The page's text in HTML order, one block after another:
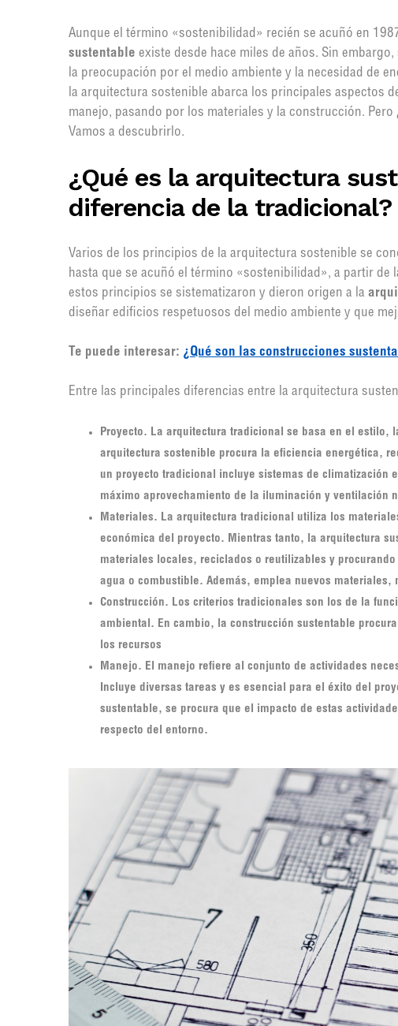
Aunque el término «sostenibilidad» recién se acuñó en
sustentable existe desde hace miles de años. Sin
la preocupación por el medio ambiente y la necesidad de
la arquitectura sostenible abarca los principales aspectos
manejo, pasando por los materiales y la construcción.
Vamos a descubrirlo.
¿Qué es la arquitectura
diferencia de la tradicional?
Varios de los principios de la arquitectura sostenible se
hasta que se acuñó el término «sostenibilidad», a partir
estos principios se sistematizaron y dieron origen a la
diseñar edificios respetuosos del medio ambiente y que
Te puede interesar: ¿Qué son las construcciones
Entre las principales diferencias entre la arquitectura
Proyecto. La arquitectura tradicional se basa en el estilo,
arquitectura sostenible procura la eficiencia energética,
un proyecto tradicional incluye sistemas de climatización
máximo aprovechamiento de la iluminación y ventilación
Materiales. La arquitectura tradicional utiliza los
económica del proyecto. Mientras tanto, la arquitectura
materiales locales, reciclados o reutilizables y
agua o combustible. Además, emplea nuevos materiales,
Construcción. Los criterios tradicionales son los de la
ambiental. En cambio, la construcción sustentable
los recursos
Manejo. El manejo refiere al conjunto de actividades
Incluye diversas tareas y es esencial para el éxito del
sustentable, se procura que el impacto de estas
respecto del entorno.